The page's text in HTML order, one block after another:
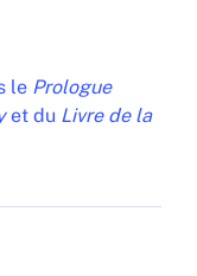
le Prologue
et du Livre de la